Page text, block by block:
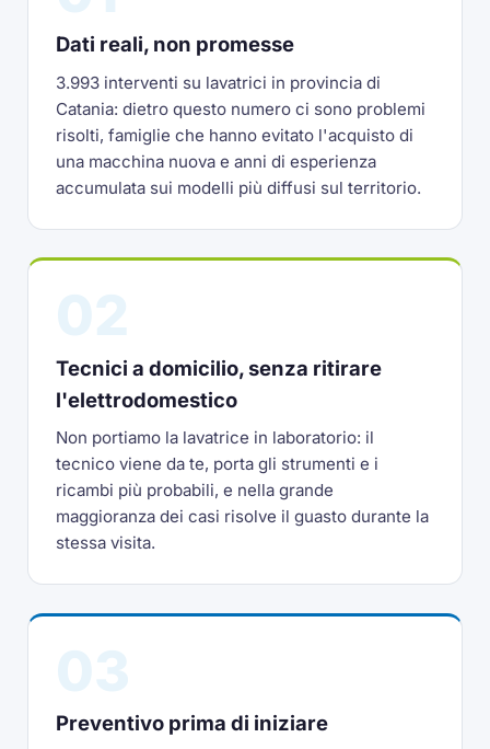
Dati reali, non promesse
3.993 interventi su lavatrici in provincia di
Catania: dietro questo numero ci sono problemi
risolti, famiglie che hanno evitato l'acquisto di
una macchina nuova e anni di esperienza
accumulata sui modelli più diffusi sul territorio.
Tecnici a domicilio, senza ritirare
l'elettrodomestico
Non portiamo la lavatrice in laboratorio: il
tecnico viene da te, porta gli strumenti e i
ricambi più probabili, e nella grande
maggioranza dei casi risolve il guasto durante la
stessa visita.
Preventivo prima di iniziare